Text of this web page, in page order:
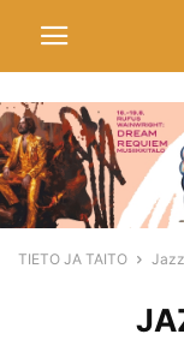
TIETO JA TAITO